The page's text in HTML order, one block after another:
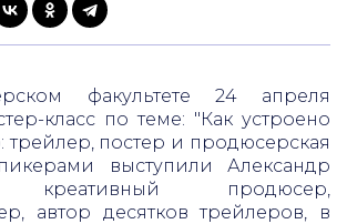
факультете 24 апреля
класс по теме: "Как устроено
трейлер, постер и продюсерская
выступили Александр
креативный продюсер,
автор десятков трейлеров, в